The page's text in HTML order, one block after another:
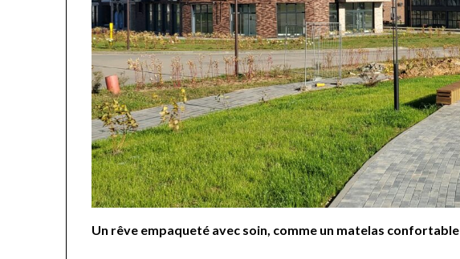
Un rêve empaqueté avec soin, comme un matelas confortable